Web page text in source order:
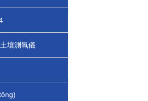
壤測氧儀